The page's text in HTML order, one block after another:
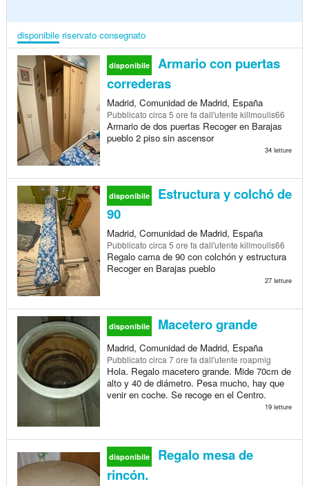
disponibile riservato consegnato
disponibile
Armario con puertas
correderas
Madrid, Comunidad de Madrid, España
Pubblicato circa 5 ore fa dall'utente killmoulis66
Armario de dos puertas Recoger en Barajas
pueblo 2 piso sin ascensor
34 letture
disponibile
Estructura y colchó de
90
Madrid, Comunidad de Madrid, España
Pubblicato circa 5 ore fa dall'utente killmoulis66
Regalo cama de 90 con colchón y estructura
Recoger en Barajas pueblo
27 letture
disponibile Macetero grande
Madrid, Comunidad de Madrid, España
Pubblicato circa 7 ore fa dall'utente roapmig
Hola. Regalo macetero grande. Mide 70cm de
alto y 40 de diámetro. Pesa mucho, hay que
venir en coche. Se recoge en el Centro.
19 letture
disponibile
Regalo mesa de
rincón.